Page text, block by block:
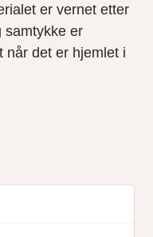
er vernet etter
samtykke er
når det er hjemlet i